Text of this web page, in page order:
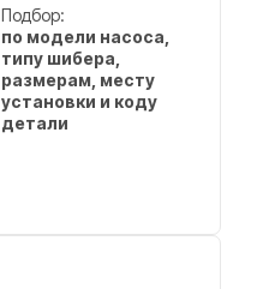
Подбор:
по модели насоса,
типу шибера,
размерам, месту
установки и коду
детали